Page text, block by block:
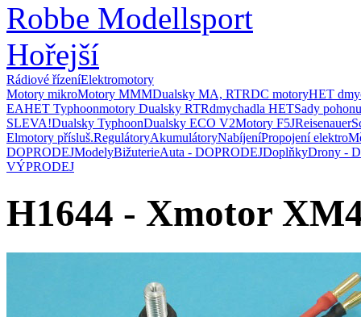
Robbe Modellsport
Hořejší
Rádiové řízeníElektromotory
Motory mikroMotory MMMDualsky MA, RTRDC motoryHET
EAHET Typhoonmotory Dualsky RTRdmychadla HETSady
SLEVA!Dualsky TyphoonDualsky ECO V2Motory F5JReisenauer
Elmotory přísluš.RegulátoryAkumulátoryNabíjeníPropojení elektro
DOPRODEJModelyBižuterieAuta - DOPRODEJDoplňkyDrony -
VÝPRODEJ
H1644 - Xmotor